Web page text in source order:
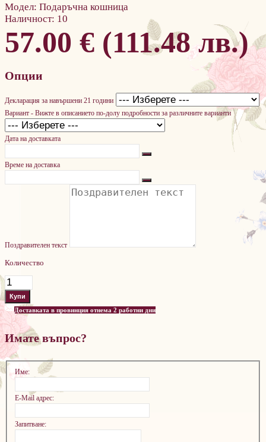
Модел: Подаръчна кошница
Наличност: 10
57.00 € (111.48 лв.)
Опции
Декларация за навършени 21 години
Вариант - Вижте в описанието по-долу подробности за различните варианти
Дата на доставката
Време на доставка
Поздравителен текст
Количество
Доставката в провинция отнема 2 работни дни
Имате въпрос?
Име:
E-Mail адрес:
Запитване: